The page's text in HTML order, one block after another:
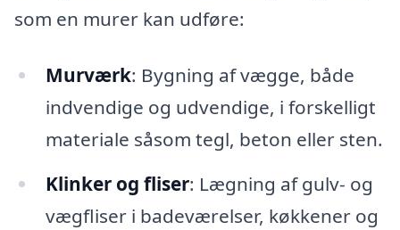
som en murer kan udføre:
Murværk: Bygning af vægge, både
indvendige og udvendige, i forskelligt
materiale såsom tegl, beton eller sten.
Klinker og fliser: Lægning af gulv- og
vægfliser i badeværelser, køkkener og